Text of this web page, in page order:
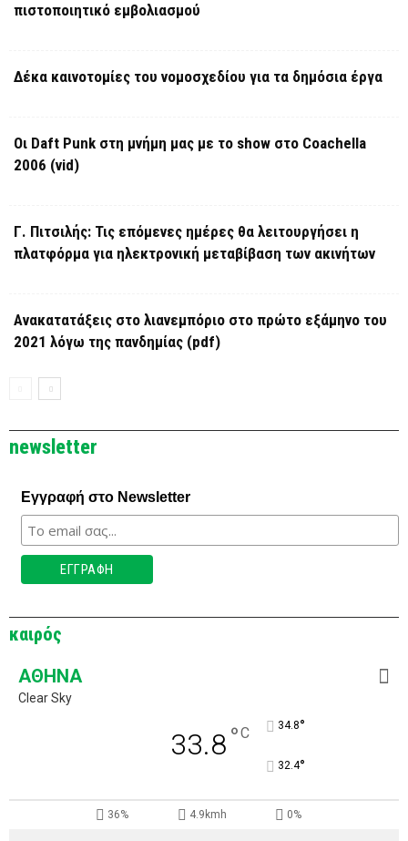
πιστοποιητικό εμβολιασμού
Δέκα καινοτομίες του νομοσχεδίου για τα δημόσια έργα
Οι Daft Punk στη μνήμη μας με το show στο Coachella
2006 (vid)
Γ. Πιτσιλής: Τις επόμενες ημέρες θα λειτουργήσει η
πλατφόρμα για ηλεκτρονική μεταβίβαση των ακινήτων
Ανακατατάξεις στο λιανεμπόριο στο πρώτο εξάμηνο του
2021 λόγω της πανδημίας (pdf)
newsletter
Εγγραφή στο Newsletter
καιρός
ΑΘΉΝΑ
Clear Sky
33.8°C 34.8°
32.4°
36% 4.9kmh 0%